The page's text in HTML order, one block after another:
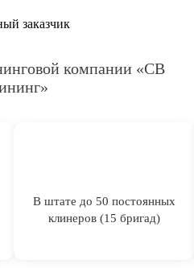
заказчик
компании «СВ
В штате до 50 постоянных
клинеров (15 бригад)